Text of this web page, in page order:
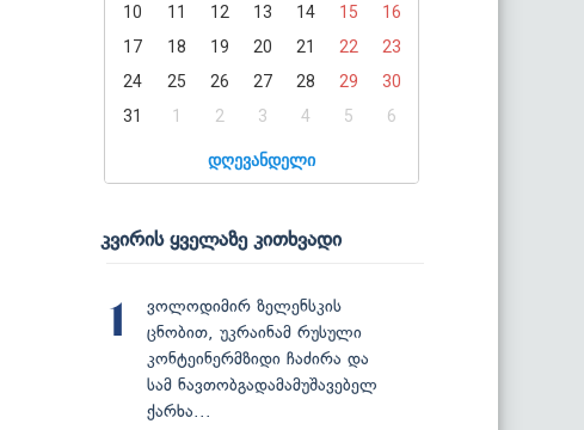
10
11 12 13 14 15
16
17
18 19 20 21 22
23
24
25 26 27 28 29
30
31
1 2 3 4 5 6
დღევანდელი
კვირის ყველაზე კითხვადი
1
ვოლოდიმირ ზელენსკის
ცნობით, უკრაინამ რუსული
კონტეინერმზიდი ჩაძირა და
სამ ნავთობგადამამუშავებელ
ქარხა...